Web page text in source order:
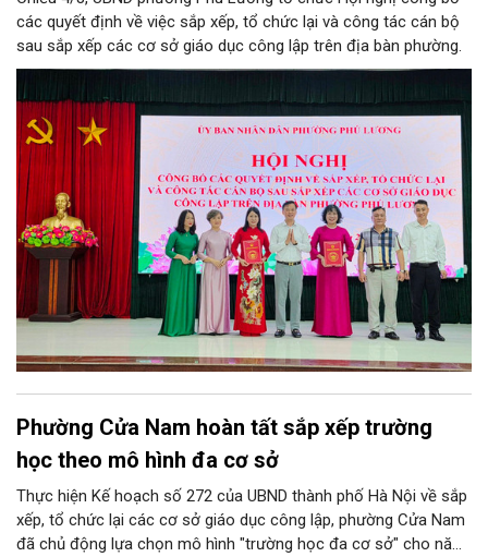
các quyết định về việc sắp xếp, tổ chức lại và công tác cán bộ
sau sắp xếp các cơ sở giáo dục công lập trên địa bàn phường.
Phường Cửa Nam hoàn tất sắp xếp trường
học theo mô hình đa cơ sở
Thực hiện Kế hoạch số 272 của UBND thành phố Hà Nội về sắp
xếp, tổ chức lại các cơ sở giáo dục công lập, phường Cửa Nam
đã chủ động lựa chọn mô hình "trường học đa cơ sở" cho năm